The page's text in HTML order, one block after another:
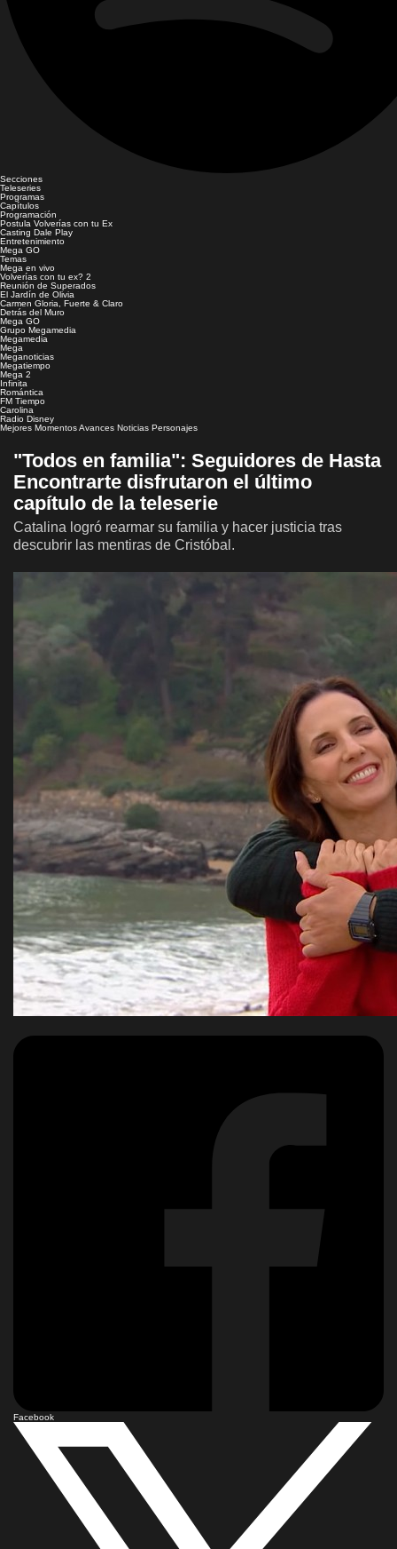
Secciones
Teleseries
Programas
Capítulos
Programación
Postula Volverías con tu Ex
Casting Dale Play
Entretenimiento
Mega GO
Temas
Mega en vivo
Volverías con tu ex? 2
Reunión de Superados
El Jardín de Olivia
Carmen Gloria, Fuerte & Claro
Detrás del Muro
Mega GO
Grupo Megamedia
Megamedia
Mega
Meganoticias
Megatiempo
Mega 2
Infinita
Romántica
FM Tiempo
Carolina
Radio Disney
Mejores MomentosAvances Noticias Personajes
"Todos en familia": Seguidores de Hasta
Encontrarte disfrutaron el último
capítulo de la teleserie
Catalina logró rearmar su familia y hacer justicia tras
descubrir las mentiras de Cristóbal.
Facebook